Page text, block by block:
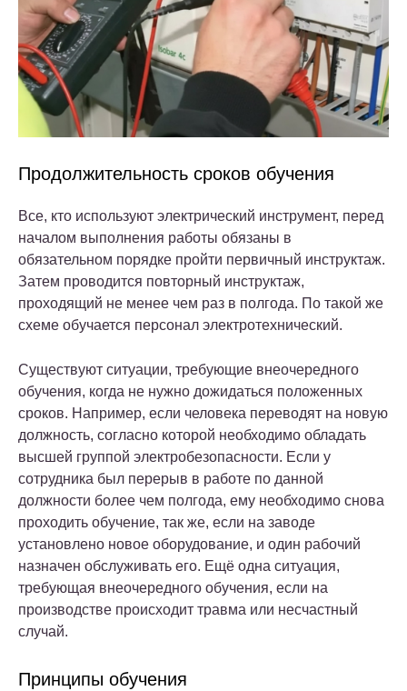
Продолжительность сроков обучения
Все, кто используют электрический инструмент, перед
началом выполнения работы обязаны в
обязательном порядке пройти первичный инструктаж.
Затем проводится повторный инструктаж,
проходящий не менее чем раз в полгода. По такой же
схеме обучается персонал электротехнический.
Существуют ситуации, требующие внеочередного
обучения, когда не нужно дожидаться положенных
сроков. Например, если человека переводят на новую
должность, согласно которой необходимо обладать
высшей группой электробезопасности. Если у
сотрудника был перерыв в работе по данной
должности более чем полгода, ему необходимо снова
проходить обучение, так же, если на заводе
установлено новое оборудование, и один рабочий
назначен обслуживать его. Ещё одна ситуация,
требующая внеочередного обучения, если на
производстве происходит травма или несчастный
случай.
Принципы обучения